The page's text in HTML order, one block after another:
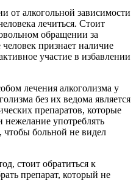
от алкогольной зависимости
лечиться. Стоит
обращении за
признает наличие
участие в избавлении
лечения алкоголизма у
без их ведома является
препаратов, которые
употреблять
чтобы больной не видел
стоит обратиться к
препарат, который не